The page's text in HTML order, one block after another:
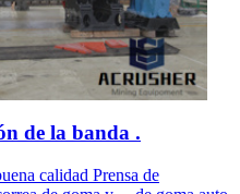
de la banda .
calidad Prensa de